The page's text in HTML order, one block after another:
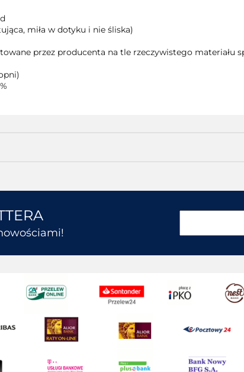
miła w dotyku i nie śliska)
przez producenta na tle rzeczywistego materiału